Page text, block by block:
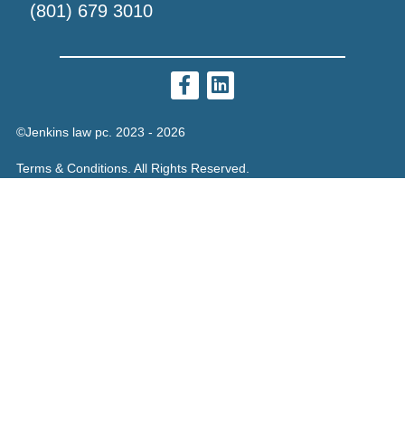
(801) 679 3010
©Jenkins law pc. 2023 - 2026
Terms & Conditions. All Rights Reserved.